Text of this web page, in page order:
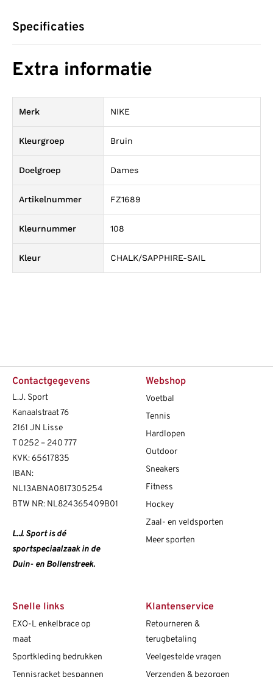
Specificaties
Extra informatie
Merk NIKE
Kleurgroep Bruin
Doelgroep Dames
Artikelnummer FZ1689
Kleurnummer 108
Kleur CHALK/SAPPHIRE-SAIL
Contactgegevens
L.J. Sport
Kanaalstraat 76
2161 JN Lisse
T0252 – 240 777
KVK: 65617835
IBAN:
NL13ABNA0817305254
BTW NR: NL824365409B01
L.J. Sport is dé
sportspeciaalzaak in de
Duin- en Bollenstreek.
Webshop
Voetbal
Tennis
Hardlopen
Outdoor
Sneakers
Fitness
Hockey
Zaal- en veldsporten
Meer sporten
Snelle links
EXO-L enkelbrace op
maat
Sportkleding bedrukken
Klantenservice
Retourneren &
terugbetaling
Veelgestelde vragen